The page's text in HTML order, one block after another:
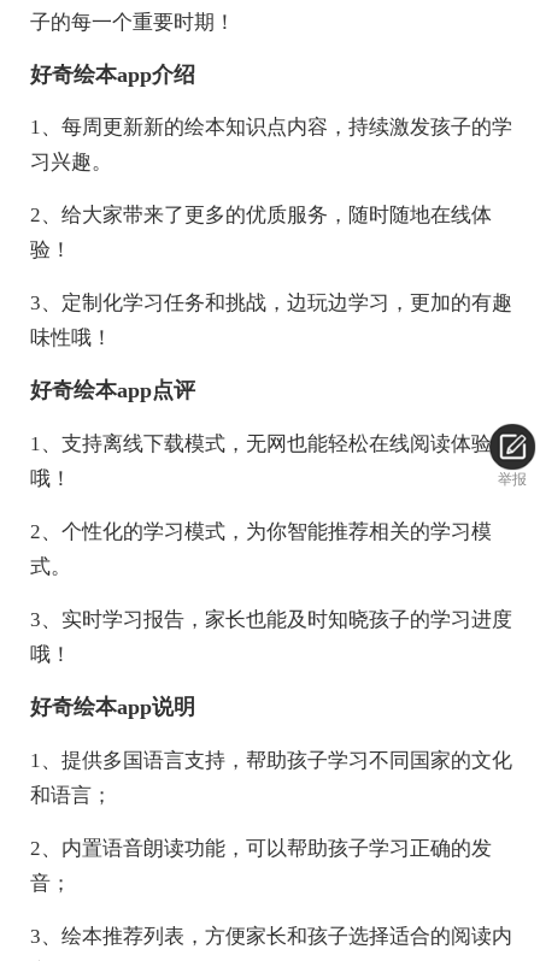
子的每一个重要时期！
好奇绘本app介绍
1、每周更新新的绘本知识点内容，持续激发孩子的学
习兴趣。
2、给大家带来了更多的优质服务，随时随地在线体
验！
3、定制化学习任务和挑战，边玩边学习，更加的有趣
味性哦！
好奇绘本app点评
1、支持离线下载模式，无网也能轻松在线阅读体验
哦！
2、个性化的学习模式，为你智能推荐相关的学习模
式。
3、实时学习报告，家长也能及时知晓孩子的学习进度
哦！
好奇绘本app说明
1、提供多国语言支持，帮助孩子学习不同国家的文化
和语言；
2、内置语音朗读功能，可以帮助孩子学习正确的发
音；
3、绘本推荐列表，方便家长和孩子选择适合的阅读内
举报